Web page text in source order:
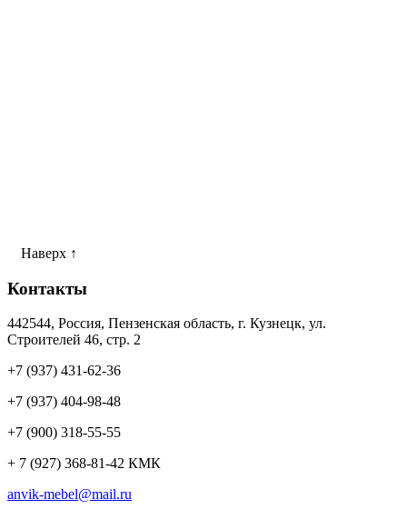
Наверх ↑
Контакты
442544, Россия, Пензенская область, г. Кузнецк, ул.
Строителей 46, стр. 2
+7 (937) 431-62-36
+7 (937) 404-98-48
+7 (900) 318-55-55
+ 7 (927) 368-81-42 КМК
anvik-mebel@mail.ru